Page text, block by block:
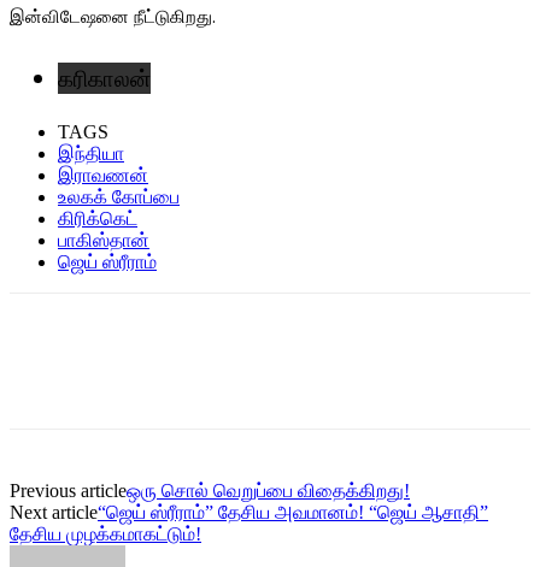
இன்விடேஷனை நீட்டுகிறது.
கரிகாலன்
TAGS
இந்தியா
இராவணன்
உலகக் கோப்பை
கிரிக்கெட்
பாகிஸ்தான்
ஜெய் ஸ்ரீராம்
Previous articleஒரு சொல் வெறுப்பை விதைக்கிறது!
Next article“ஜெய் ஸ்ரீராம்” தேசிய அவமானம்! “ஜெய் ஆசாதி”
தேசிய முழக்கமாகட்டும்!